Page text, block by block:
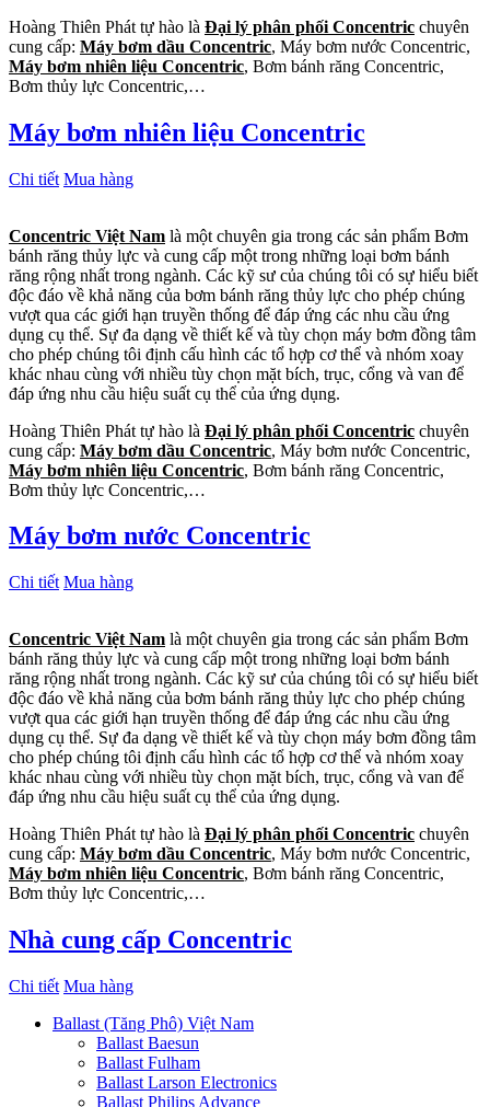
Hoàng Thiên Phát tự hào là Đại lý phân phối Concentric chuyên
cung cấp: Máy bơm dầu Concentric, Máy bơm nước Concentric,
Máy bơm nhiên liệu Concentric, Bơm bánh răng Concentric,
Bơm thủy lực Concentric,…
Máy bơm nhiên liệu Concentric
Chi tiết Mua hàng
Concentric Việt Nam là một chuyên gia trong các sản phẩm Bơm
bánh răng thủy lực và cung cấp một trong những loại bơm bánh
răng rộng nhất trong ngành. Các kỹ sư của chúng tôi có sự hiểu biết
độc đáo về khả năng của bơm bánh răng thủy lực cho phép chúng
vượt qua các giới hạn truyền thống để đáp ứng các nhu cầu ứng
dụng cụ thể. Sự đa dạng về thiết kế và tùy chọn máy bơm đồng tâm
cho phép chúng tôi định cấu hình các tổ hợp cơ thể và nhóm xoay
khác nhau cùng với nhiều tùy chọn mặt bích, trục, cổng và van để
đáp ứng nhu cầu hiệu suất cụ thể của ứng dụng.
Hoàng Thiên Phát tự hào là Đại lý phân phối Concentric chuyên
cung cấp: Máy bơm dầu Concentric, Máy bơm nước Concentric,
Máy bơm nhiên liệu Concentric, Bơm bánh răng Concentric,
Bơm thủy lực Concentric,…
Máy bơm nước Concentric
Chi tiết Mua hàng
Concentric Việt Nam là một chuyên gia trong các sản phẩm Bơm
bánh răng thủy lực và cung cấp một trong những loại bơm bánh
răng rộng nhất trong ngành. Các kỹ sư của chúng tôi có sự hiểu biết
độc đáo về khả năng của bơm bánh răng thủy lực cho phép chúng
vượt qua các giới hạn truyền thống để đáp ứng các nhu cầu ứng
dụng cụ thể. Sự đa dạng về thiết kế và tùy chọn máy bơm đồng tâm
cho phép chúng tôi định cấu hình các tổ hợp cơ thể và nhóm xoay
khác nhau cùng với nhiều tùy chọn mặt bích, trục, cổng và van để
đáp ứng nhu cầu hiệu suất cụ thể của ứng dụng.
Hoàng Thiên Phát tự hào là Đại lý phân phối Concentric chuyên
cung cấp: Máy bơm dầu Concentric, Máy bơm nước Concentric,
Máy bơm nhiên liệu Concentric, Bơm bánh răng Concentric,
Bơm thủy lực Concentric,…
Nhà cung cấp Concentric
Chi tiết Mua hàng
Ballast (Tăng Phô) Việt Nam
Ballast Baesun
Ballast Fulham
Ballast Larson Electronics
Ballast Philips Advance